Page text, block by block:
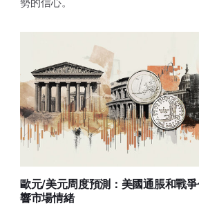
勢的信心。
歐元/美元周度預測：美國通脹和戰
響市場情緒